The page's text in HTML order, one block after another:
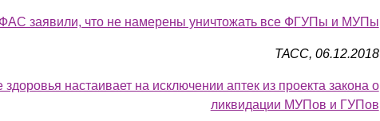
заявили, что не намерены уничтожать все ФГУПы и МУПы
ТАСС, 06.12.2018
настаивает на исключении аптек из проекта закона о
ликвидации МУПов и ГУПов